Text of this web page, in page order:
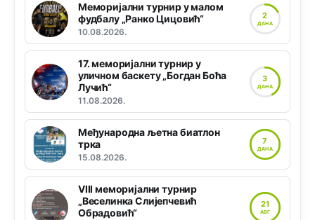
Меморијални турнир у малом
фудбалу „Ранко Цицовић“
10.08.2026.
2
ДАНА
17. меморијални турнир у
уличном баскету „Богдан Боћа
Лучић“
11.08.2026.
3
ДАНА
Међународна љетна биатлон
трка
15.08.2026.
7
ДАНА
VIII меморијални турнир
„Веселинка Слијепчевић
Обрадовић“
21
АВГ